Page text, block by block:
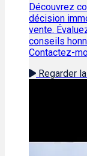
Découvrez
décision
vente.
conseils
Contactez-
Regarder